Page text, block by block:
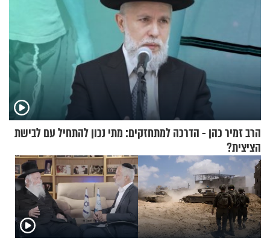
הרב זמיר כהן - הדרכה למתחזקים: מתי נכון להתחיל עם לבישת
הציצית?